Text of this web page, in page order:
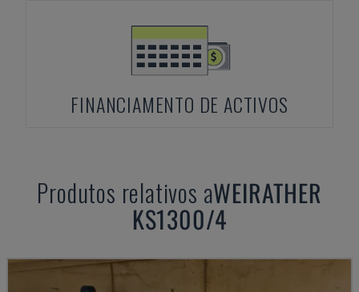
FINANCIAMENTO DE ACTIVOS
Produtos relativos aWEIRATHER
KS1300/4